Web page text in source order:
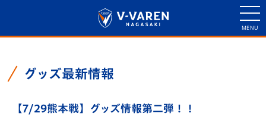
グッズ最新情報
【7/29熊本戦】グッズ情報第二弾！！